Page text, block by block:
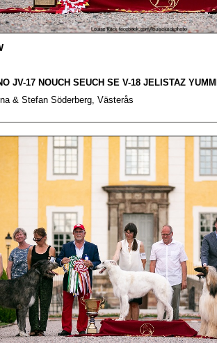
JV-17 NOUCH SEUCH SE V-18 JELISTAZ
& Stefan Söderberg, Västerås